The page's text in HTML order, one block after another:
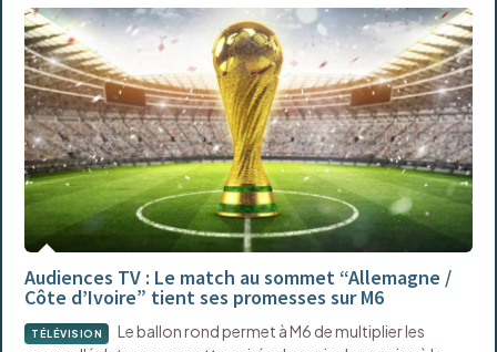
Audiences TV : Le match au sommet “Allemagne /
Côte d’Ivoire” tient ses promesses sur M6
TÉLÉVISION
Le ballon rond permet à M6 de multiplier les